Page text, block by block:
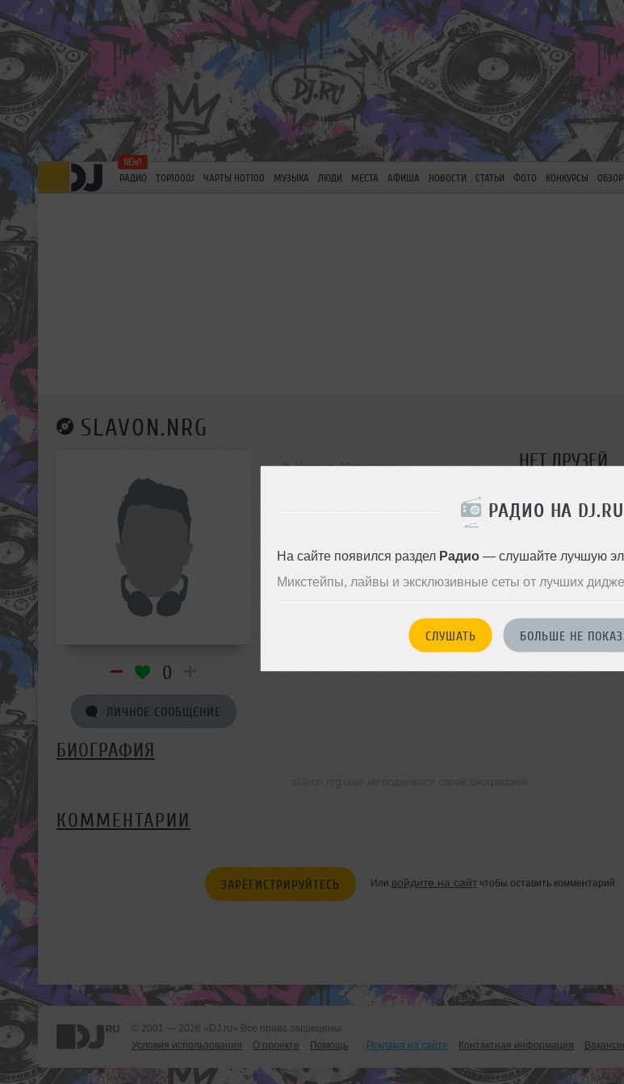
РАДИО НА DJ.RU
На сайте появился раздел Радио— слушайте лучшую
Микстейпы, лайвы и эксклюзивные сеты от лучших
СЛУШАТЬ БОЛЬШЕ НЕ
РАДИО TOP100DJ ЧАРТЫ HOT100 МУЗЫКА ЛЮДИ МЕСТА АФИША НОВОСТИ СТАТЬИ ФОТО КОНКУРСЫ
SLAVON.NRG
0
ЛИЧНОЕ СООБЩЕНИЕ
Украина, Мелитополь НЕТ ДРУЗЕЙ
БИОГРАФИЯ
КОММЕНТАРИИ
ЗАРЕГИСТРИРУЙТЕСЬ Или войдите на сайтчтобы оставить комментарий
© 2001 — 2026 «DJ.ru» Все права защищены.
Условия использования
О проекте Помощь Реклама на сайте Контактная информация